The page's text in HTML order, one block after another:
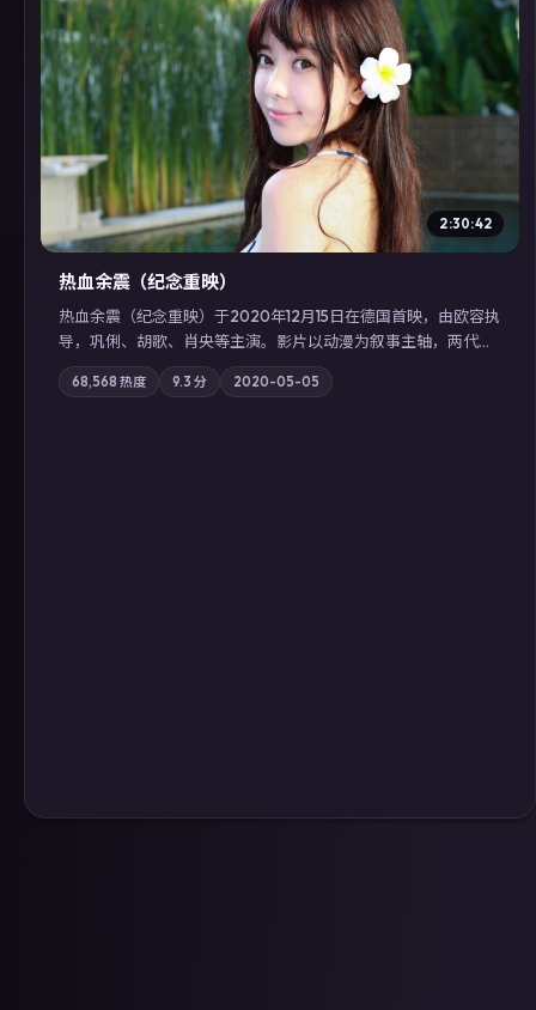
▶
2:30:42
热血余震（纪念重映）
热血余震（纪念重映）于2020年12月15日在德国首映，由欧容执
导，巩俐、胡歌、肖央等主演。影片以动漫为叙事主轴，两代人
的执念在暴风雨夜正面相撞；摄影与配乐强化地域气质；站内亦
可通过「国产免费观看高清电视剧在线看」延展检索同类型高分
68,568 热度 9.3 分 2020-05-05